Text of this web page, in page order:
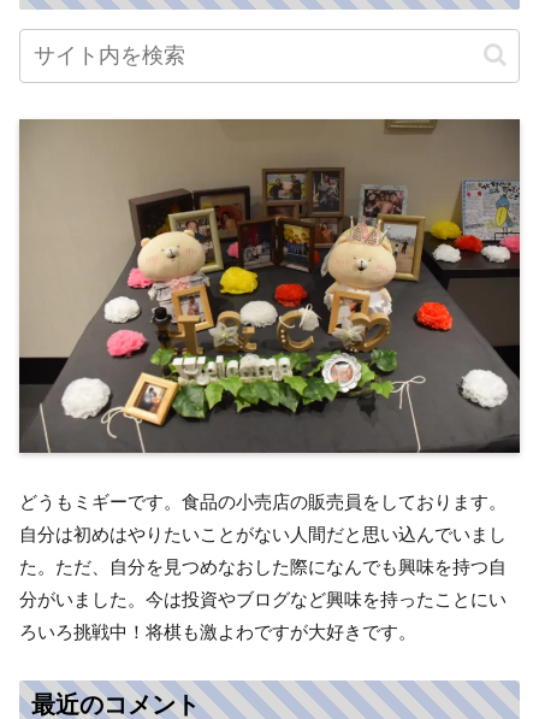
どうもミギーです。食品の小売店の販売員をしております。
自分は初めはやりたいことがない人間だと思い込んでいまし
た。ただ、自分を見つめなおした際になんでも興味を持つ自
分がいました。今は投資やブログなど興味を持ったことにい
ろいろ挑戦中！将棋も激よわですが大好きです。
最近のコメント